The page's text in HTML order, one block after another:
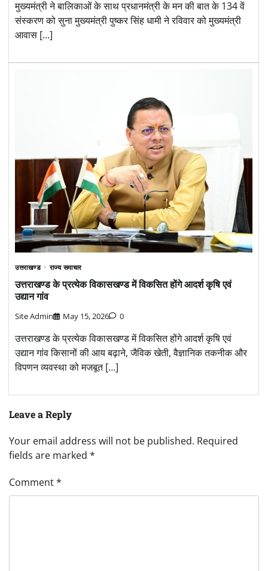
मुख्यमंत्री ने बालिकाओं के साथ प्रधानमंत्री के मन की बात के 134 वें
संस्करण को सुना मुख्यमंत्री पुष्कर सिंह धामी ने रविवार को मुख्यमंत्री
आवास […]
उत्तराखण्ड राज्य समाचार
उत्तराखण्ड के प्रत्येक विकासखण्ड में विकसित होंगे आदर्श कृषि एवं
उद्यान गांव
Site Admin May 15, 2026 0
उत्तराखण्ड के प्रत्येक विकासखण्ड में विकसित होंगे आदर्श कृषि एवं
उद्यान गांव किसानों की आय बढ़ाने, जैविक खेती, वैज्ञानिक तकनीक और
विपणन व्यवस्था को मजबूत […]
Leave a Reply
Your email address will not be published. Required
fields are marked *
Comment*